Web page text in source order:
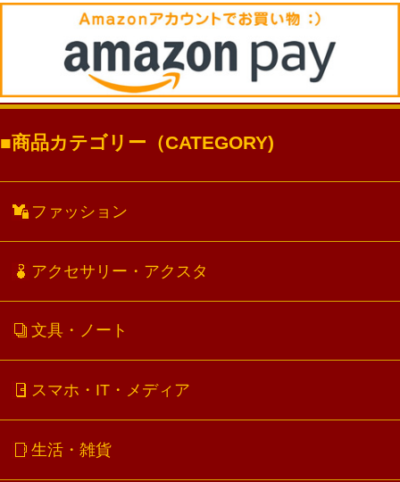
商品カテゴリー（CATEGORY)
ファッション
アクセサリー・アクスタ
文具・ノート
スマホ・IT・メディア
生活・雑貨